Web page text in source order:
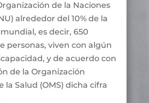
de la Naciones
alrededor del 10% de la
es decir, 650
personas, viven con algún
y de acuerdo con
de la Organización
la Salud (OMS) dicha cifra